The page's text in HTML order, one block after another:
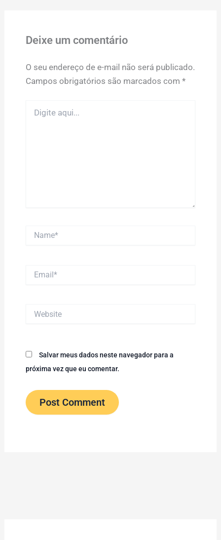
Deixe um comentário
O seu endereço de e-mail não será publicado.
Campos obrigatórios são marcados com *
aqui...
Salvar meus dados neste navegador para a
próxima vez que eu comentar.